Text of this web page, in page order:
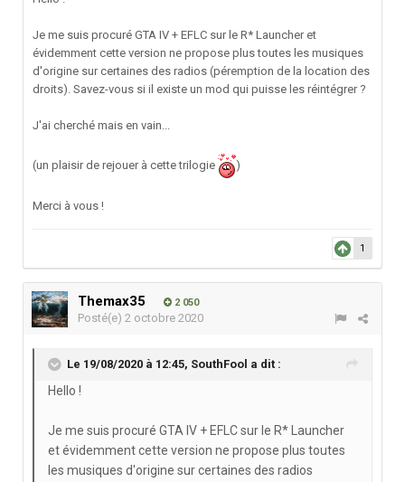
Je me suis procuré GTA IV + EFLC sur le R* Launcher et
évidemment cette version ne propose plus toutes les musiques
d'origine sur certaines des radios (péremption de la location des
droits). Savez-vous si il existe un mod qui puisse les réintégrer ?
J'ai cherché mais en vain...
(un plaisir de rejouer à cette trilogie )
Merci à vous !
1
Themax35 2 050
Posté(e) 2 octobre 2020
Le 19/08/2020 à 12:45, SouthFool a dit :
Hello !
Je me suis procuré GTA IV + EFLC sur le R* Launcher
et évidemment cette version ne propose plus toutes
les musiques d'origine sur certaines des radios